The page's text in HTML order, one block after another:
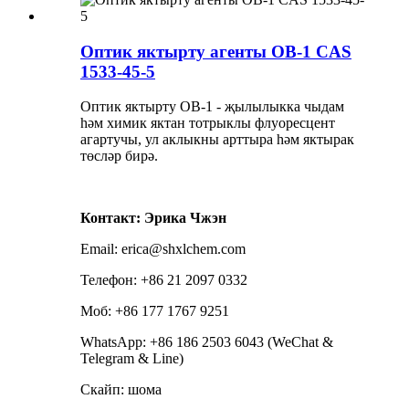
Оптик яктырту агенты OB-1 CAS
1533-45-5
Оптик яктырту OB-1 - җылылыкка чыдам
һәм химик яктан тотрыклы флуоресцент
агартучы, ул аклыкны арттыра һәм яктырак
төсләр бирә.
Контакт: Эрика Чжэн
Email: erica@shxlchem.com
Телефон: +86 21 2097 0332
Моб: +86 177 1767 9251
WhatsApp: +86 186 2503 6043 (WeChat &
Telegram & Line)
Скайп: шома